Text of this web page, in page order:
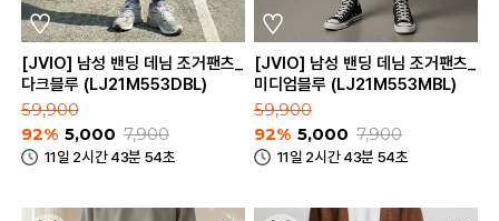
[JVIO] 남성 밴딩 데님 조거팬츠_
다크블루 (LJ21M553DBL)
59,900
92% 5,000 7,900
11일 2시간 43분 54초
[JVIO] 남성 밴딩 데님 조거팬츠_
미디엄블루 (LJ21M553MBL)
59,900
92% 5,000 7,900
11일 2시간 43분 54초